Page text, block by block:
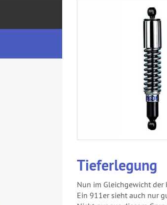
Tieferlegung
Nun im Gleichgewicht der
Ein 911er sieht auch nur